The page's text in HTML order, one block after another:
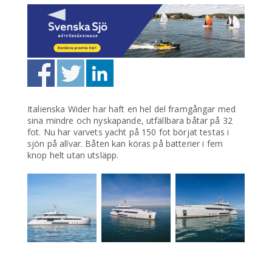
Italienska Wider har haft en hel del framgångar med
sina mindre och nyskapande, utfällbara båtar på 32
fot. Nu har varvets yacht på 150 fot börjat testas i
sjön på allvar. Båten kan köras på batterier i fem
knop helt utan utsläpp.